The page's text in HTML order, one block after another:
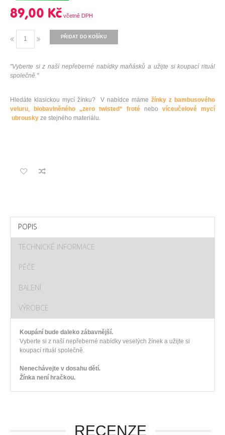
89,00 Kč
PŘIDAT DO KOŠÍKU
"Vyberte si z naší nepřeberné nabídky maňásků a užijte si koupací rituál
společně."
Hledáte klasickou mycí žínku? V nabídce máme žínky z bambusového
veluru, biobavlněného „zero twisted“ froté nebo víceučelové mycí
ubrousky ze stejného materiálu.
POPIS
TECHNICKÉ INFORMACE
PÉČE
BALENÍ
VÝROBCE
Koupání bude daleko zábavnější.
Vyberte si z naší nepřeberné nabídky veselých žínek a užijte si
koupací rituál společně.
Nenechávejte v dosahu dětí.
Žínka není hračkou.
RECENZE